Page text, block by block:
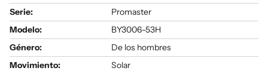
Serie:
Promaster
Modelo:
BY3006-53H
Género:
De los hombres
Movimiento:
Solar